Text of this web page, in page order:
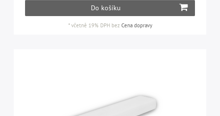
Do košíku
*včetně 19% DPHbez Cena dopravy